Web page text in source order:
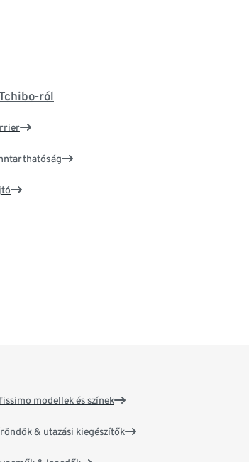
ról
modellek és színek
& utazási kiegészítők